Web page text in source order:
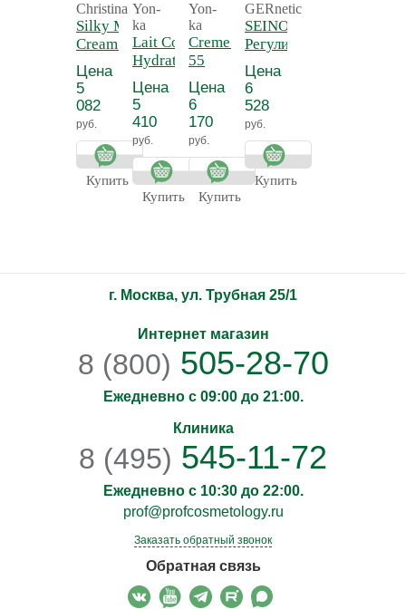
Christina
Silky Matte
Cream -
Нежный
матирующий
крем для
тела
Цена
5
082
руб.
Купить
Yon-
ka
Lait Corps
Hydratant
Detox -
Молочко для
тела
увлажняющее
Прованс
Цена
5
410
руб.
Купить
Yon-
ka
Creme 55 - Крем
55
антицеллюлитный
Цена
6
170
руб.
Купить
GERnetic
SEINO -
Регулирующий
и
тонизирующий
лосьон для
бюста СЕЙНО
Цена
6
528
руб.
Купить
г. Москва, ул. Трубная 25/1
Интернет магазин
8 (800) 505-28-70
Ежедневно с 09:00 до 21:00.
Клиника
8 (495) 545-11-72
Ежедневно с 10:30 до 22:00.
prof@profcosmetology.ru
Заказать обратный звонок
Обратная связь